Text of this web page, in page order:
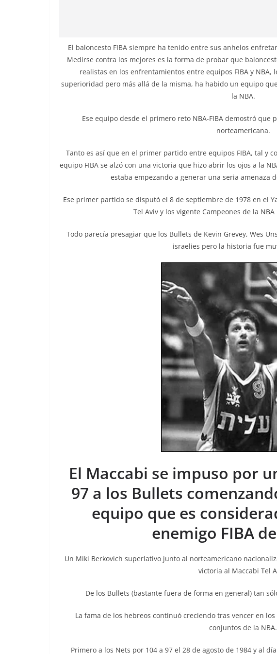
El baloncesto FIBA siempre ha tenido entre sus anhelos
Medirse contra los mejores es la forma de probar que
realistas en los enfrentamientos entre equipos FIBA y
superioridad pero más allá de la misma, ha habido un equipo
la NBA.
Ese equipo desde el primero reto NBA-FIBA demostró que
norteamericana.
Tanto es así que en el primer partido entre equipos FIBA, tal y
equipo FIBA se alzó con una victoria que hizo abrir los ojos a la
estaba empezando a generar una seria amenaza
Ese primer partido se disputó el 8 de septiembre de 1978 en el
Tel Aviv y los vigente Campeones de la
Todo parecía presagiar que los Bullets de Kevin Grevey, Wes
israelies pero la historia fue
El Maccabi se impuso por
97 a los Bullets
equipo que es
enemigo FIBA
Un Miki Berkovich superlativo junto al norteamericano
victoria al Maccabi Tel
De los Bullets (bastante fuera de forma en general) tan
La fama de los hebreos continuó creciendo tras vencer en
conjuntos de la NBA.
Primero a los Nets por 104 a 97 el 28 de agosto de 1984 y al